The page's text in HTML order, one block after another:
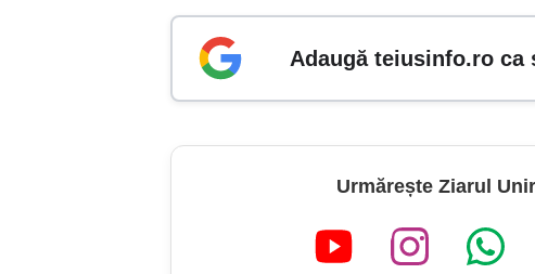
Adaugă teiusinfo.ro ca
Urmărește Ziarul